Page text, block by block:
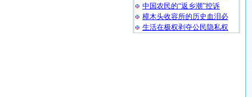
中国农民的“返乡潮”控诉
樟木头收容所的历史血泪必
生活在极权剥夺公民隐私权